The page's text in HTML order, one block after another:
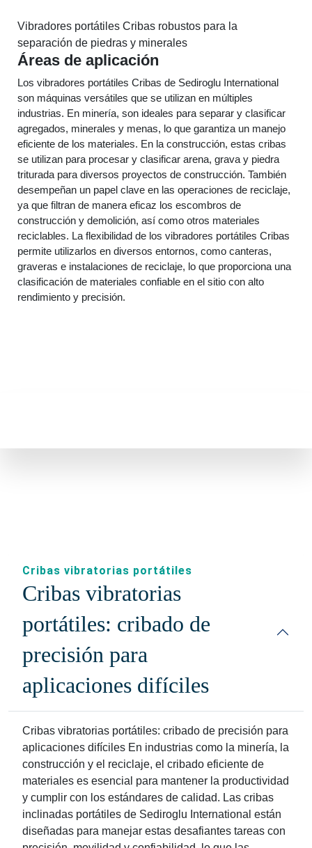
Vibradores portátiles Cribas robustos para la
separación de piedras y minerales
Áreas de aplicación
Los vibradores portátiles Cribas de Sediroglu International
son máquinas versátiles que se utilizan en múltiples
industrias. En minería, son ideales para separar y clasificar
agregados, minerales y menas, lo que garantiza un manejo
eficiente de los materiales. En la construcción, estas cribas
se utilizan para procesar y clasificar arena, grava y piedra
triturada para diversos proyectos de construcción. También
desempeñan un papel clave en las operaciones de reciclaje,
ya que filtran de manera eficaz los escombros de
construcción y demolición, así como otros materiales
reciclables. La flexibilidad de los vibradores portátiles Cribas
permite utilizarlos en diversos entornos, como canteras,
graveras e instalaciones de reciclaje, lo que proporciona una
clasificación de materiales confiable en el sitio con alto
rendimiento y precisión.
Cribas vibratorias portátiles
Cribas vibratorias
portátiles: cribado de
precisión para
aplicaciones difíciles
Cribas vibratorias portátiles: cribado de precisión para
aplicaciones difíciles En industrias como la minería, la
construcción y el reciclaje, el cribado eficiente de
materiales es esencial para mantener la productividad
y cumplir con los estándares de calidad. Las cribas
inclinadas portátiles de Sediroglu International están
diseñadas para manejar estas desafiantes tareas con